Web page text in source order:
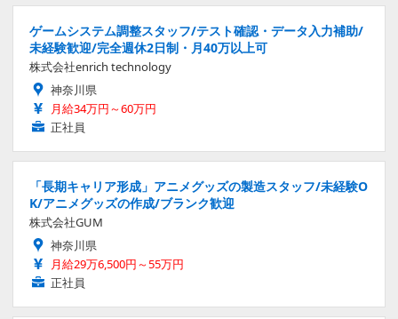
ゲームシステム調整スタッフ/テスト確認・データ入力補助/
未経験歓迎/完全週休2日制・月40万以上可
株式会社enrich technology
神奈川県
月給34万円～60万円
正社員
「長期キャリア形成」アニメグッズの製造スタッフ/未経験O
K/アニメグッズの作成/ブランク歓迎
株式会社GUM
神奈川県
月給29万6,500円～55万円
正社員